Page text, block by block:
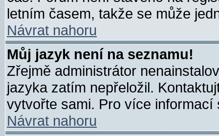
letním časem, takže se může
Návrat nahoru
Můj jazyk není na seznamu!
Zřejmě administrátor
jazyka zatím nepřeložil.
vytvořte sami. Pro více
Návrat nahoru